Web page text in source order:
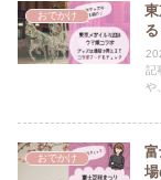
おでかけ
記
や
おでかけ